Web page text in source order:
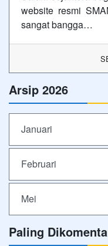
website resmi
sangat bangga…
Arsip 2026
Januari
Februari
Mei
Paling